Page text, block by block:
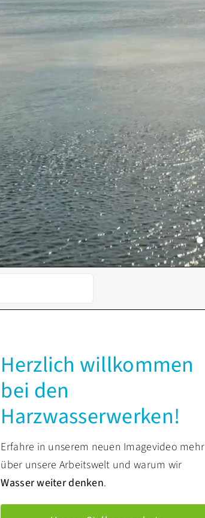
Herzlich willkommen
bei den
Harzwasserwerken!
Erfahre in unserem neuen Imagevideo mehr
über unsere Arbeitswelt und warum wir
Wasser weiter denken.